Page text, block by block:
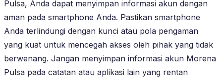
Pulsa, Anda dapat menyimpan informasi akun dengan
aman pada smartphone Anda. Pastikan smartphone
Anda terlindungi dengan kunci atau pola pengaman
yang kuat untuk mencegah akses oleh pihak yang tidak
berwenang. Jangan menyimpan informasi akun Morena
Pulsa pada catatan atau aplikasi lain yang rentan